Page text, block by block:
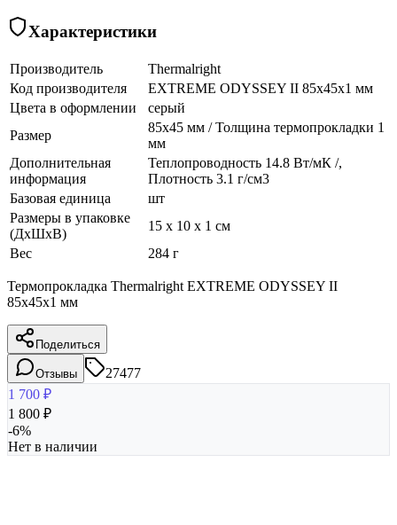
Характеристики
Производитель
Thermalright
Код производителя
EXTREME ODYSSEY II 85x45x1 мм
Цвета в оформлении
серый
Размер
85x45 мм / Толщина термопрокладки 1
мм
Дополнительная
информация
Теплопроводность 14.8 Вт/мК /,
Плотность 3.1 г/см3
Базовая единица
шт
Размеры в упаковке
(ДхШхВ)
15 x 10 x 1 см
Вес
284 г
Термопрокладка Thermalright EXTREME ODYSSEY II
85x45x1 мм
Поделиться
Отзывы
27477
1 700 ₽
1 800 ₽
-6%
Нет в наличии